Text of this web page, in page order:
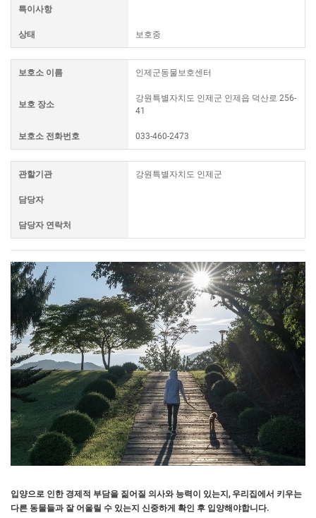
특이사항
상태 보호중
보호소 이름 인제군동물보호센터
보호 장소
강원특별자치도 인제군 인제읍 덕산로 256-
41
보호소 전화번호 033-460-2473
관할기관 강원특별자치도 인제군
담당자
담당자 연락처
입양으로 인한 경제적 부담을 짊어질 의사와 능력이 있는지, 우리집에서 키우는
다른 동물들과 잘 어울릴 수 있는지 신중하게 확인 후 입양해야합니다.